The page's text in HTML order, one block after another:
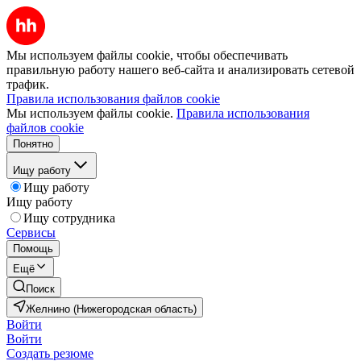
Мы используем файлы cookie, чтобы обеспечивать
правильную работу нашего веб-сайта и анализировать сетевой
трафик.
Правила использования файлов cookie
Мы используем файлы cookie. Правила использования
файлов cookie
Понятно
Ищу работу
Ищу работу
Ищу работу
Ищу сотрудника
Сервисы
Помощь
Ещё
Поиск
Желнино (Нижегородская область)
Войти
Войти
Создать резюме